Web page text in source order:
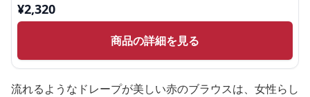
¥2,320
商品の詳細を見る
流れるようなドレープが美しい赤のブラウスは、女性らし